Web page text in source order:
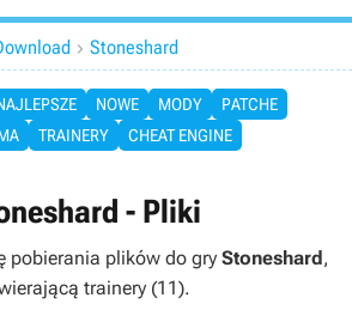
 Stoneshard
NOWE MODY
PATCHE
TRAINERY CHEAT ENGINE
- Pliki
pobierania plików do gry Stoneshard,
trainery (11).